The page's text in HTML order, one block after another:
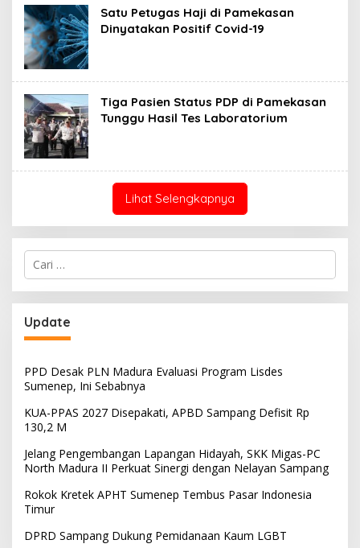
Satu Petugas Haji di Pamekasan
Dinyatakan Positif Covid-19
Tiga Pasien Status PDP di Pamekasan
Tunggu Hasil Tes Laboratorium
Lihat Selengkapnya
Cari
untuk:
Update
PPD Desak PLN Madura Evaluasi Program Lisdes
Sumenep, Ini Sebabnya
KUA-PPAS 2027 Disepakati, APBD Sampang Defisit Rp
130,2 M
Jelang Pengembangan Lapangan Hidayah, SKK Migas-PC
North Madura II Perkuat Sinergi dengan Nelayan Sampang
Rokok Kretek APHT Sumenep Tembus Pasar Indonesia
Timur
DPRD Sampang Dukung Pemidanaan Kaum LGBT